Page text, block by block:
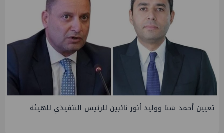
تاون جاس تسيطر علي كسر ماسورة في ترعة الإسماعيلية